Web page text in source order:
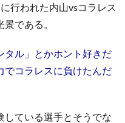
行われた内山vsコラレス
である。
タル」とかホント好きだ
でコラレスに負けたんだ
している選手とそうでな